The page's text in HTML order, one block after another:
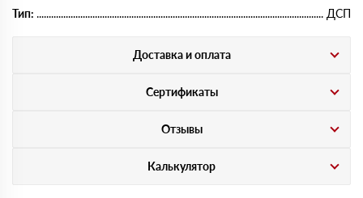
Тип:
ДСП
Доставка и оплата
Сертификаты
Отзывы
Калькулятор